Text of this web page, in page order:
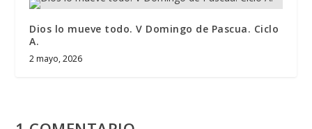
Dios lo mueve todo. V Domingo de Pascua. Ciclo
A.
2 mayo, 2026